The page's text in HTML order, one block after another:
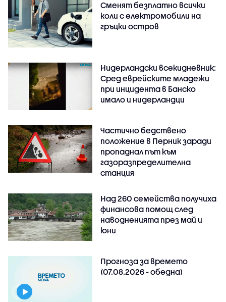
Сменят безплатно всички
коли с електромобили на
гръцки остров
Нидерландски всекидневник:
Сред еврейските младежи
при инцидента в Банско
имало и нидерландци
Частично бедствено
положение в Перник заради
пропаднал път към
газоразпределителна
станция
Над 260 семейства получиха
финансова помощ след
наводненията през май и
юни
Прогноза за времето
(07.08.2026 - обедна)